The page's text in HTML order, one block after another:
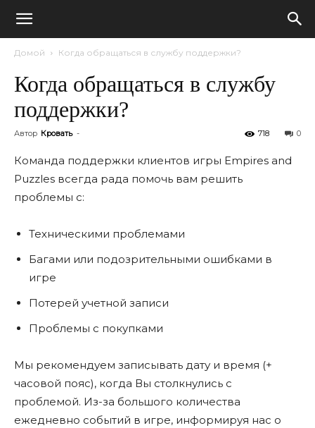
Домой Когда обращаться в службу поддержки?
Когда обращаться в службу
поддержки?
Автор Кровать - 0
718
Команда поддержки клиентов игры Empires and
Puzzles всегда рада помочь вам решить
проблемы с:
Техническими проблемами
Багами или подозрительными ошибками в
игре
Потерей учетной записи
Проблемы с покупками
Мы рекомендуем записывать дату и время (+
часовой пояс), когда Вы столкнулись с
проблемой. Из-за большого количества
ежедневно событий в игре, информируя нас о